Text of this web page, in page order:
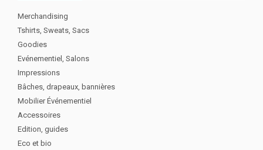
Merchandising
Tshirts, Sweats, Sacs
Goodies
Evénementiel, Salons
Impressions
Bâches, drapeaux, bannières
Mobilier Événementiel
Accessoires
Edition, guides
Eco et bio